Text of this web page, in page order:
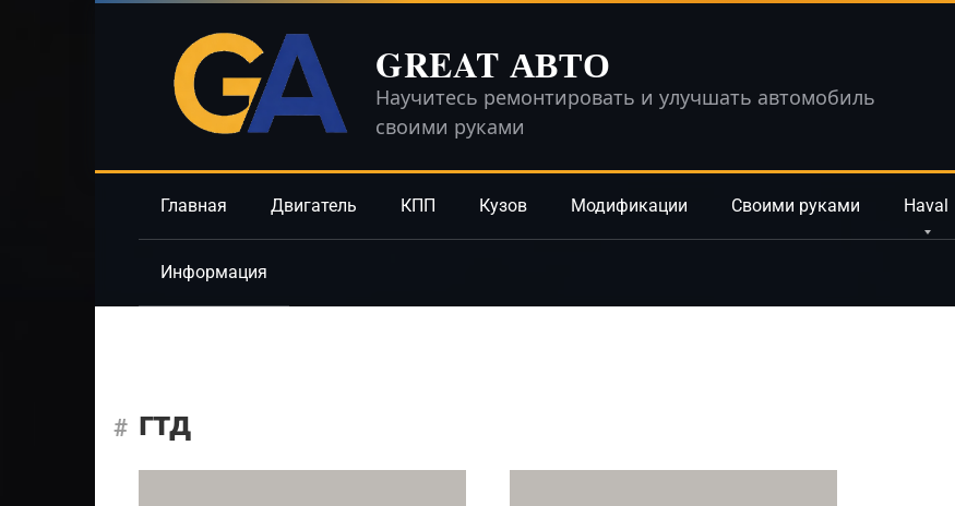
GREAT АВТО
Научитесь ремонтировать и улучшать автомобиль
своими руками
Главная Двигатель КПП Кузов Модификации Своими руками Haval
Информация
гтд